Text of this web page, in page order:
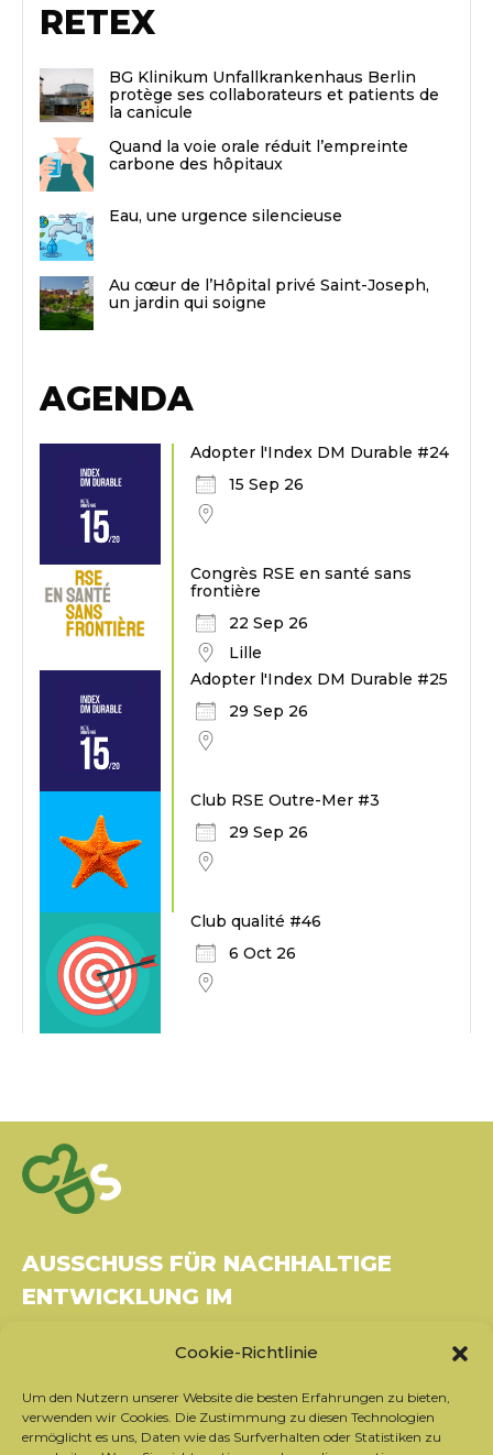
Cookie-Richtlinie
Um den Nutzern unserer Website die besten Erfahrungen zu bieten,
verwenden wir Cookies. Die Zustimmung zu diesen Technologien
ermöglicht es uns, Daten wie das Surfverhalten oder Statistiken zu
RETEX
BG Klinikum Unfallkrankenhaus Berlin
protège ses collaborateurs et patients de
la canicule
Quand la voie orale réduit l’empreinte
carbone des hôpitaux
Eau, une urgence silencieuse
Au cœur de l’Hôpital privé Saint-Joseph,
un jardin qui soigne
AGENDA
Adopter l'Index DM Durable #24
15 Sep 26
Congrès RSE en santé sans
frontière
22 Sep 26
Lille
Adopter l'Index DM Durable #25
29 Sep 26
Club RSE Outre-Mer #3
29 Sep 26
Club qualité #46
6 Oct 26
AUSSCHUSS FÜR NACHHALTIGE
ENTWICKLUNG IM
37270 Montlouis-sur-Loire
Tel.: 06 26 49 36 81 -
contact@c2ds.eu